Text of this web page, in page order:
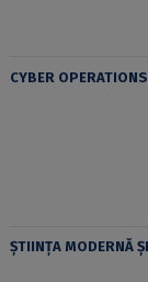
CYBER
ȘTIINȚA MODERNĂ